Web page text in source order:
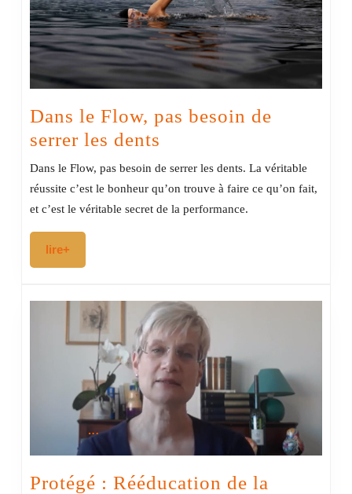
Dans le Flow, pas besoin de
serrer les dents
le
Flow,
pas
les
dents
Dans le Flow, pas besoin de serrer les dents. La véritable
réussite c’est le bonheur qu’on trouve à faire ce qu’on fait,
et c’est le véritable secret de la performance.
lire+
Protégé : Rééducation de la